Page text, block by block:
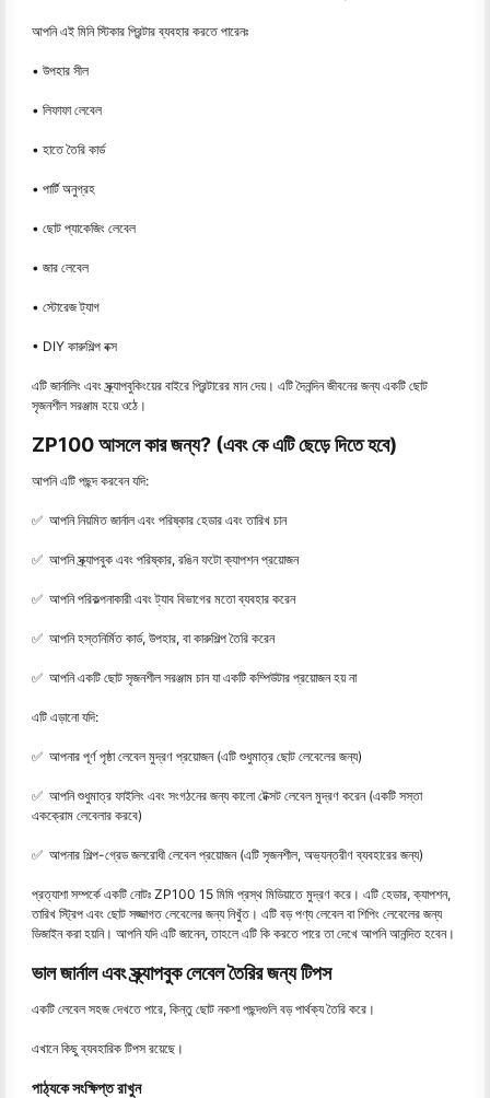
আপনি এই মিনি স্টিকার প্রিন্টার ব্যবহার করতে পারেনঃ
• উপহার সীল
• লিফাফা লেবেল
• হাতে তৈরি কার্ড
• পার্টি অনুগ্রহ
• ছোট প্যাকেজিং লেবেল
• জার লেবেল
• স্টোরেজ ট্যাগ
• DIY কারুশিল্প বক্স
এটি জার্নালিং এবং স্ক্র্যাপবুকিংয়ের বাইরে প্রিন্টারের মান দেয়। এটি দৈনন্দিন জীবনের জন্য একটি ছোট
সৃজনশীল সরঞ্জাম হয়ে ওঠে।
ZP100 আসলে কার জন্য? (এবং কে এটি ছেড়ে দিতে হবে)
আপনি এটি পছন্দ করবেন যদি:
✅ ️ আপনি নিয়মিত জার্নাল এবং পরিষ্কার হেডার এবং তারিখ চান
✅ ️ আপনি স্ক্র্যাপবুক এবং পরিষ্কার, রঙিন ফটো ক্যাপশন প্রয়োজন
✅ ️ আপনি পরিকল্পনাকারী এবং ট্যাব বিভাগের মতো ব্যবহার করেন
✅ ️ আপনি হস্তনির্মিত কার্ড, উপহার, বা কারুশিল্প তৈরি করেন
✅ ️ আপনি একটি ছোট সৃজনশীল সরঞ্জাম চান যা একটি কম্পিউটার প্রয়োজন হয় না
এটি এড়ানো যদি:
✅ ️ আপনার পূর্ণ পৃষ্ঠা লেবেল মুদ্রণ প্রয়োজন (এটি শুধুমাত্র ছোট লেবেলের জন্য)
✅ ️ আপনি শুধুমাত্র ফাইলিং এবং সংগঠনের জন্য কালো টেক্সট লেবেল মুদ্রণ করেন (একটি সস্তা
একক্রোম লেবেলার করবে)
✅ ️ আপনার শিল্প-গ্রেড জলরোধী লেবেল প্রয়োজন (এটি সৃজনশীল, অভ্যন্তরীণ ব্যবহারের জন্য)
প্রত্যাশা সম্পর্কে একটি নোটঃ ZP100 15 মিমি প্রস্থ মিডিয়াতে মুদ্রণ করে। এটি হেডার, ক্যাপশন,
তারিখ স্ট্রিপ এবং ছোট সজ্জাগত লেবেলের জন্য নিখুঁত। এটি বড় পণ্য লেবেল বা শিপিং লেবেলের জন্য
ডিজাইন করা হয়নি। আপনি যদি এটি জানেন, তাহলে এটি কি করতে পারে তা দেখে আপনি আনন্দিত হবেন।
ভাল জার্নাল এবং স্ক্র্যাপবুক লেবেল তৈরির জন্য টিপস
একটি লেবেল সহজ দেখতে পারে, কিন্তু ছোট নকশা পছন্দগুলি বড় পার্থক্য তৈরি করে।
এখানে কিছু ব্যবহারিক টিপস রয়েছে।
পাঠ্যকে সংক্ষিপ্ত রাখুন